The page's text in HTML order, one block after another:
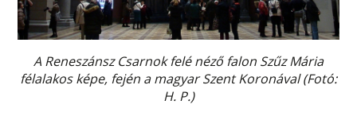
A Reneszánsz Csarnok felé néző falon Szűz Mária
félalakos képe, fején a magyar Szent Koronával (Fotó:
H. P.)